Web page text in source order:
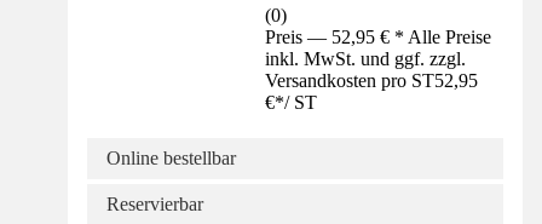
(0)
Preis — 52,95 € * Alle Preise
inkl. MwSt. und ggf. zzgl.
Versandkosten pro ST52,95
€*/ ST
Online bestellbar
Reservierbar